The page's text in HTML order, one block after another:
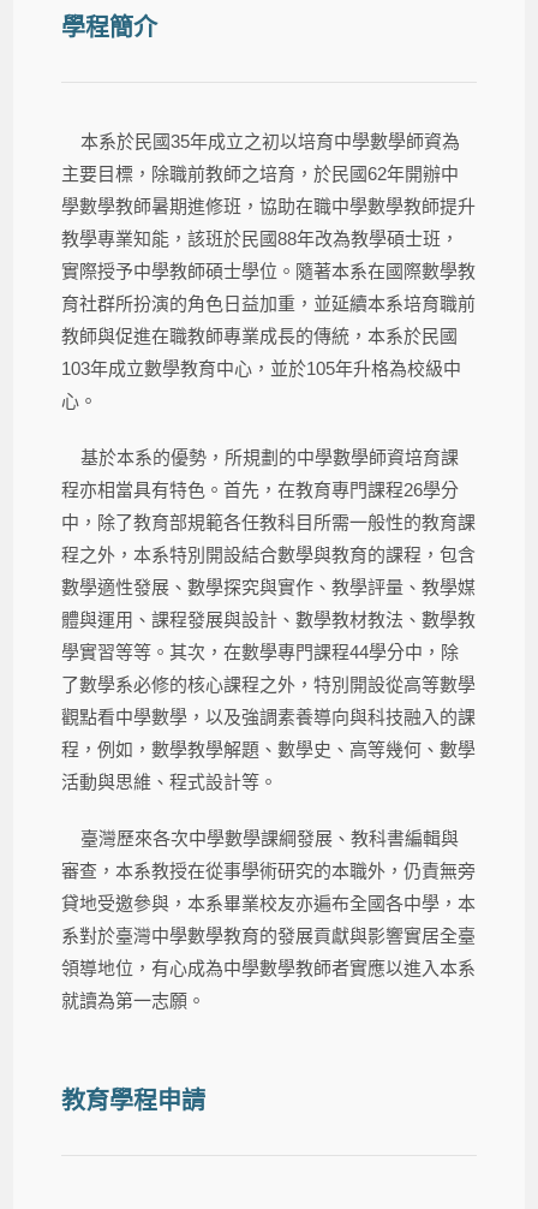
學程簡介
本系於民國35年成立之初以培育中學數學師資為
主要目標，除職前教師之培育，於民國62年開辦中
學數學教師暑期進修班，協助在職中學數學教師提升
教學專業知能，該班於民國88年改為教學碩士班，
實際授予中學教師碩士學位。隨著本系在國際數學教
育社群所扮演的角色日益加重，並延續本系培育職前
教師與促進在職教師專業成長的傳統，本系於民國
103年成立數學教育中心，並於105年升格為校級中
心。
基於本系的優勢，所規劃的中學數學師資培育課
程亦相當具有特色。首先，在教育專門課程26學分
中，除了教育部規範各任教科目所需一般性的教育課
程之外，本系特別開設結合數學與教育的課程，包含
數學適性發展、數學探究與實作、教學評量、教學媒
體與運用、課程發展與設計、數學教材教法、數學教
學實習等等。其次，在數學專門課程44學分中，除
了數學系必修的核心課程之外，特別開設從高等數學
觀點看中學數學，以及強調素養導向與科技融入的課
程，例如，數學教學解題、數學史、高等幾何、數學
活動與思維、程式設計等。
臺灣歷來各次中學數學課綱發展、教科書編輯與
審查，本系教授在從事學術研究的本職外，仍責無旁
貸地受邀參與，本系畢業校友亦遍布全國各中學，本
系對於臺灣中學數學教育的發展貢獻與影響實居全臺
領導地位，有心成為中學數學教師者實應以進入本系
就讀為第一志願。
教育學程申請